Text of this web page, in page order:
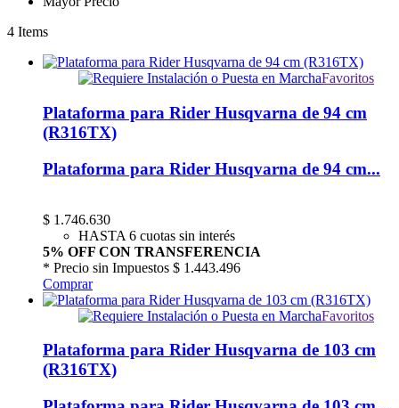
4 Items
Favoritos
Plataforma para Rider Husqvarna de 94 cm
(R316TX)
Plataforma para Rider Husqvarna de 94 cm...
$ 1.746.630
HASTA 6 cuotas sin interés
5% OFF CON TRANSFERENCIA
* Precio sin Impuestos $ 1.443.496
Comprar
Favoritos
Plataforma para Rider Husqvarna de 103 cm
(R316TX)